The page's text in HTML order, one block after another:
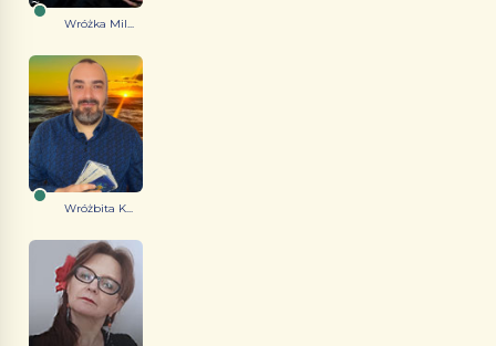
Wróżka Mil...
Wróżbita K...